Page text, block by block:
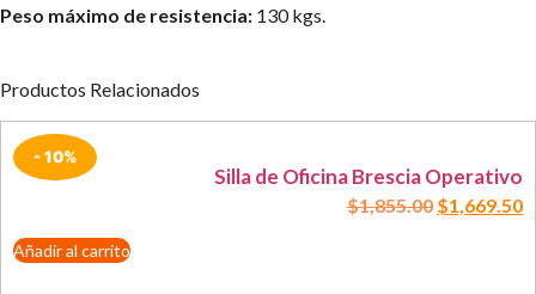
Peso máximo de resistencia: 130 kgs.
Productos Relacionados
- 10%
Silla de Oficina Brescia Operativo
$1,855.00 $1,669.50
Añadir al carrito